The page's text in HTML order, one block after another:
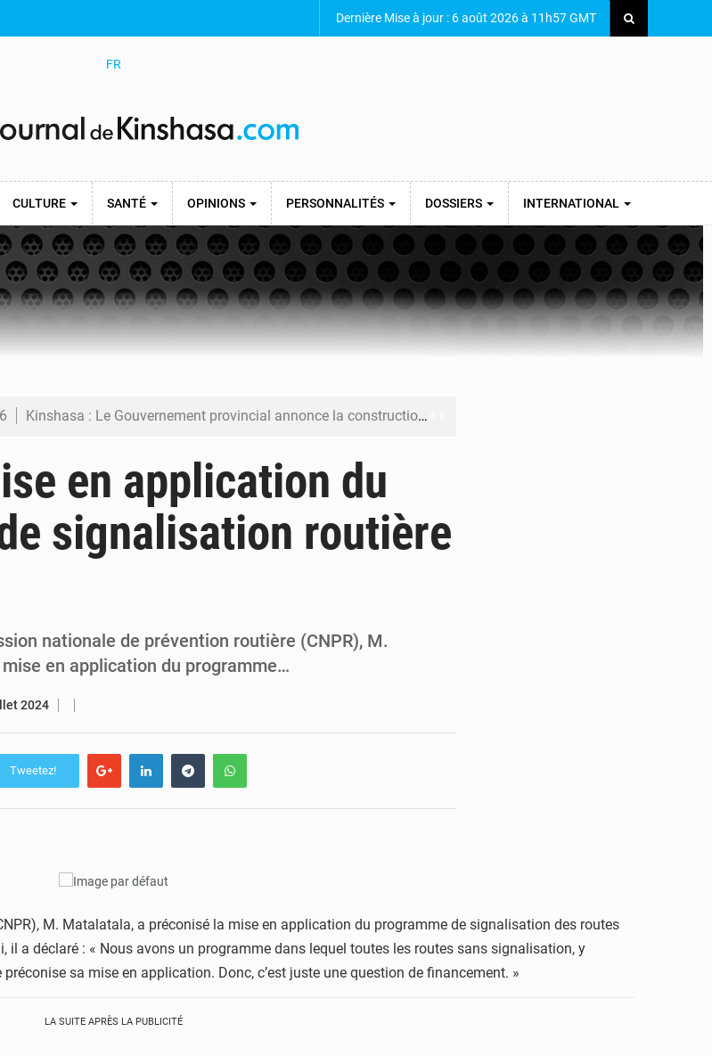
Dernière Mise à jour : 6 août 2026 à 11h57 GMT
FR
CULTURE SANTÉ OPINIONS PERSONNALITÉS DOSSIERS INTERNATIONAL
Kinshasa : Le Gouvernement provincial annonce la construction imminente du boulevard Étienne Tshisekedi
Ebola : Kinshasa renforce son dispositif après l’interception d’un bateau suspect
FRIVAO : le procès du détournement de 325 millions de dollars reporté à la mi-août
en application du
signalisation routière
nationale de prévention routière (CNPR), M.
en application du programme…
2024
Tweetez!
M. Matalatala, a préconisé la mise en application du programme de signalisation des routes
il a déclaré : « Nous avons un programme dans lequel toutes les routes sans signalisation, y
sa mise en application. Donc, c’est juste une question de financement. »
LA SUITE APRÈS LA PUBLICITÉ